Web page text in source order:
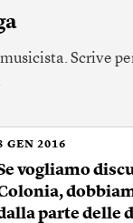
Scrive
GEN 2016
vogliamo
parte delle